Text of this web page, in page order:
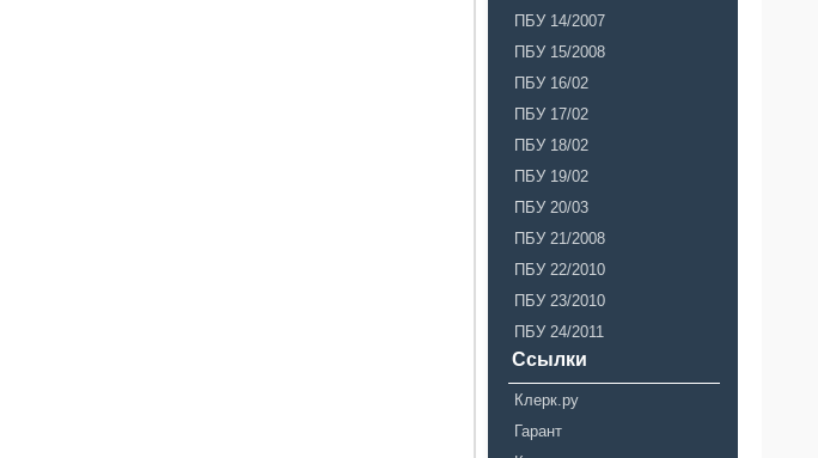
ПБУ 14/2007
ПБУ 15/2008
ПБУ 16/02
ПБУ 17/02
ПБУ 18/02
ПБУ 19/02
ПБУ 20/03
ПБУ 21/2008
ПБУ 22/2010
ПБУ 23/2010
ПБУ 24/2011
Ссылки
Клерк.ру
Гарант